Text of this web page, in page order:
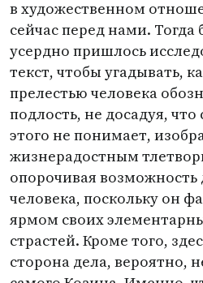
в художественном
сейчас перед нами.
усердно пришлось
текст, чтобы угадывать,
прелестью человека
подлость, не досадуя, что
этого не понимает,
жизнерадостным
опорочивая возможность
человека, поскольку он
ярмом своих
страстей. Кроме того,
сторона дела, вероятно,